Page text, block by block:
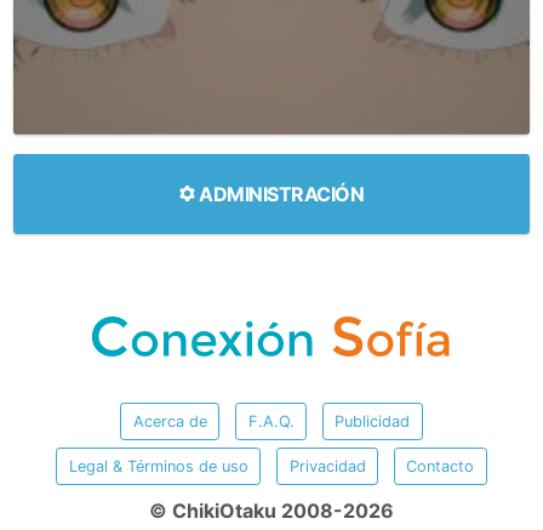
ADMINISTRACIÓN
Acerca de F.A.Q. Publicidad
Legal & Términos de uso Privacidad Contacto
© ChikiOtaku 2008-2026